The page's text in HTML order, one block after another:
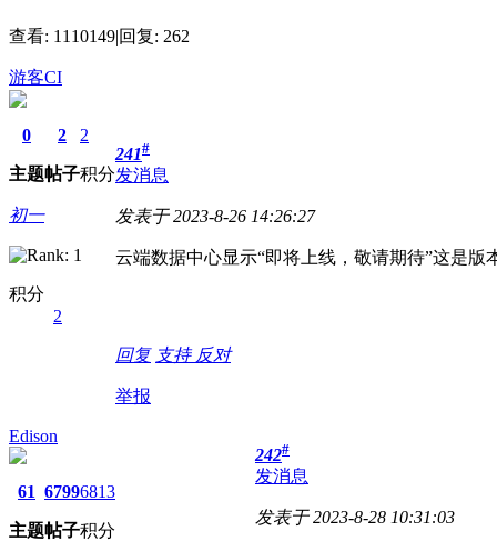
查看: 1110149|回复: 262
游客CI
0
主题
2
帖子
2
积分
初一
积分
2
241#
发消息
发表于 2023-8-26 14:26:27
云端数据中心显示“即将上线，敬请期待”这是版
回复 支持 反对
举报
Edison
61
主题
6799
帖子
6813
积分
242#
发消息
发表于 2023-8-28 10:31:03